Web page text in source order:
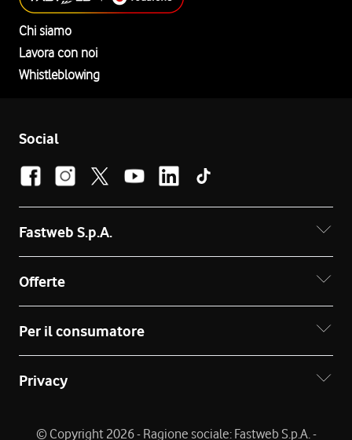
Chi siamo
Lavora con noi
Whistleblowing
Social
Fastweb S.p.A.
Offerte
Per il consumatore
Privacy
© Copyright 2026 - Ragione sociale: Fastweb S.p.A. -